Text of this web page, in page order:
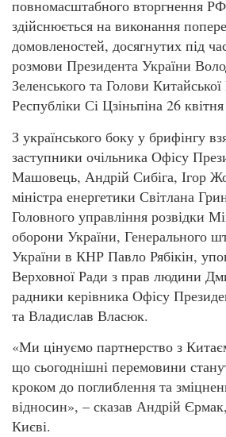
повномасштабного вторгнення
здійснюється на виконання
домовленостей, досягнутих під
розмови Президента України
Зеленського та Голови
Республіки Сі Цзіньпіна 26
З українського боку у брифінгу
заступники очільника Офісу
Машовець, Андрій Сибіга, Ігор
міністра енергетики Світлана
Головного управління розвідки
оборони України, Генерального
України в КНР Павло Рябікін,
Верховної Ради з прав людини
радники керівника Офісу
та Владислав Власюк.
«Ми цінуємо партнерство з
що сьогоднішні перемовини
кроком до поглиблення та
відносин», – сказав Андрій
Києві.